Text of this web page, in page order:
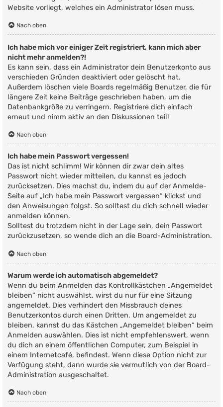
Website vorliegt, welches ein Administrator lösen muss.
Nach oben
Ich habe mich vor einiger Zeit registriert, kann mich aber
nicht mehr anmelden?!
Es kann sein, dass ein Administrator dein Benutzerkonto aus
verschieden Gründen deaktiviert oder gelöscht hat.
Außerdem löschen viele Boards regelmäßig Benutzer, die für
längere Zeit keine Beiträge geschrieben haben, um die
Datenbankgröße zu verringern. Registriere dich einfach
erneut und nimm aktiv an den Diskussionen teil!
Nach oben
Ich habe mein Passwort vergessen!
Das ist nicht schlimm! Wir können dir zwar dein altes
Passwort nicht wieder mitteilen, du kannst es jedoch
zurücksetzen. Dies machst du, indem du auf der Anmelde-
Seite auf „Ich habe mein Passwort vergessen“ klickst und
den Anweisungen folgst. So solltest du dich schnell wieder
anmelden können.
Solltest du trotzdem nicht in der Lage sein, dein Passwort
zurückzusetzen, so wende dich an die Board-Administration.
Nach oben
Warum werde ich automatisch abgemeldet?
Wenn du beim Anmelden das Kontrollkästchen „Angemeldet
bleiben“ nicht auswählst, wirst du nur für eine Sitzung
angemeldet. Dies verhindert den Missbrauch deines
Benutzerkontos durch einen Dritten. Um angemeldet zu
bleiben, kannst du das Kästchen „Angemeldet bleiben“ beim
Anmelden auswählen. Dies ist nicht empfehlenswert, wenn
du dich an einem öffentlichen Computer, zum Beispiel in
einem Internetcafé, befindest. Wenn diese Option nicht zur
Verfügung steht, dann wurde sie vermutlich von der Board-
Administration ausgeschaltet.
Nach oben